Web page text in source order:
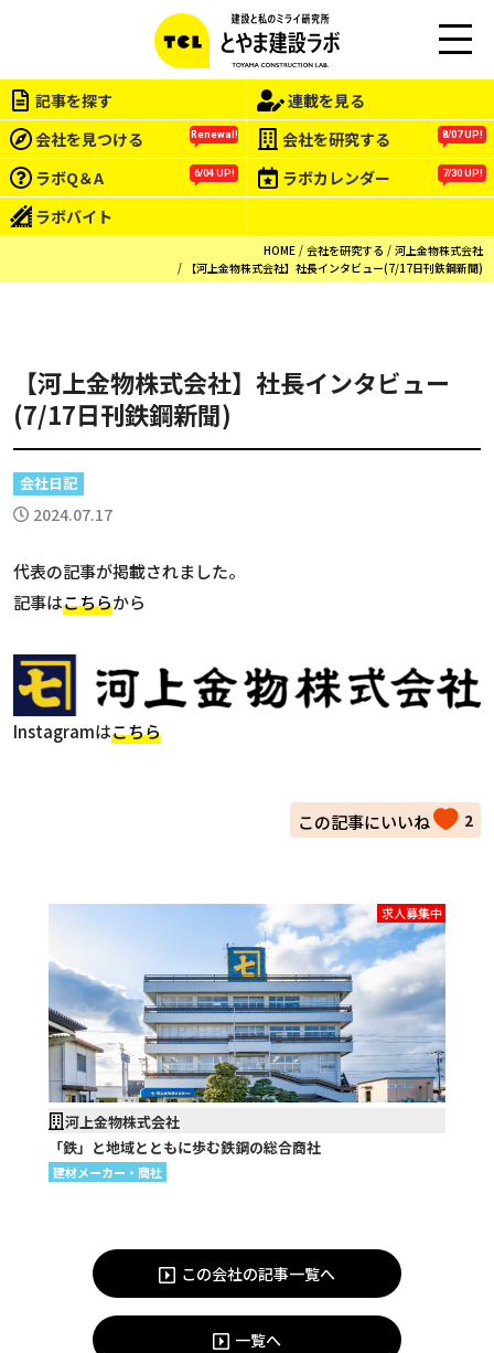
EN
記事を探す
連載を見る
会社を見つける
Renewal! 会社を研究する 8/07 UP!
ラボQ＆A 6/04 UP! ラボカレンダー 7/30 UP!
ラボバイト
HOME 会社を研究する
河上金物株式会社
【河上金物株式会社】社長インタビュー(7/17日刊鉄鋼新聞)
【河上金物株式会社】社長インタビュー
(7/17日刊鉄鋼新聞)
会社日記
2024.07.17
代表の記事が掲載されました。
記事はこちらから
Instagramはこちら
2
この会社をもっと研究する
求人募集中
河上金物株式会社
「鉄」と地域とともに歩む鉄鋼の総合商社
建材メーカー・商社
この会社の記事一覧へ
一覧へ